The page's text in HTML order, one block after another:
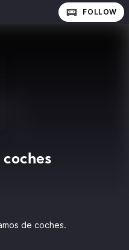
FOLLOW
coches
de coches.